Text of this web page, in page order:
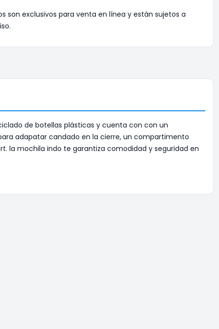
son exclusivos para venta en línea y están sujetos a
de botellas plásticas y cuenta con con un
adapatar candado en la cierre, un compartimento
la mochila indo te garantiza comodidad y seguridad en